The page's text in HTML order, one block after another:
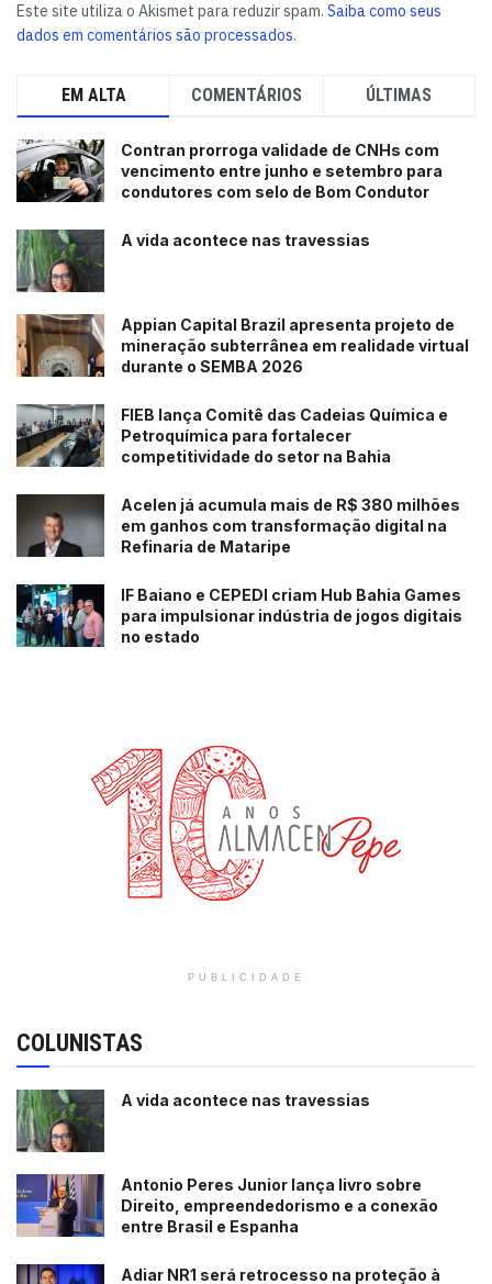
Este site utiliza o Akismet para reduzir spam. Saiba como seus
dados em comentários são processados.
EM ALTA COMENTÁRIOS ÚLTIMAS
Contran prorroga validade de CNHs com
vencimento entre junho e setembro para
condutores com selo de Bom Condutor
A vida acontece nas travessias
Appian Capital Brazil apresenta projeto de
mineração subterrânea em realidade virtual
durante o SEMBA 2026
FIEB lança Comitê das Cadeias Química e
Petroquímica para fortalecer
competitividade do setor na Bahia
Acelen já acumula mais de R$ 380 milhões
em ganhos com transformação digital na
Refinaria de Mataripe
IF Baiano e CEPEDI criam Hub Bahia Games
para impulsionar indústria de jogos digitais
no estado
PUBLICIDADE
COLUNISTAS
A vida acontece nas travessias
Antonio Peres Junior lança livro sobre
Direito, empreendedorismo e a conexão
entre Brasil e Espanha
Adiar NR1 será retrocesso na proteção à